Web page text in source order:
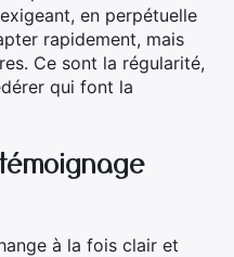
en perpétuelle
rapidement, mais
Ce sont la régularité,
qui font la
à la fois clair et